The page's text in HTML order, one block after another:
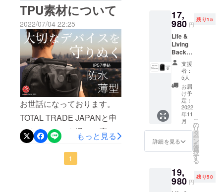
TPU素材について
2022/07/04 22:25
お世話になっております。
TOTAL TRADE JAPANと申
します。いつも温かい応援
やご支援をいただき、誠に
ありがとうございます。本
もっと見る
1
17,
980 円
残り15
Life &
Living
Backpa
ck L8モ
デル ×
1（※奥
行：
8cm）
一般販
売予定
価格：
27,980
円 →
17,980
円
（36%
送料・
消費税
込
支援
者：
5人
お届
け予
定：
2022
年11
月
詳細を見る
こ
の
リ
タ
ー
ン
を
選
択
す
る
19,
980 円
残り50